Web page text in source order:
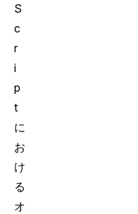
S
c
r
i
p
t
に
お
け
る
オ